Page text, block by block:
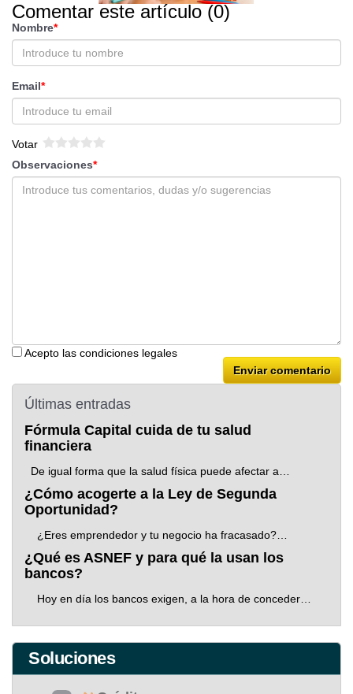
Comentar este artículo (0)
Nombre
Email
Votar
Observaciones
Acepto las condiciones legales
Últimas entradas
Fórmula Capital cuida de tu salud
financiera
De igual forma que la salud física puede afectar a…
¿Cómo acogerte a la Ley de Segunda
Oportunidad?
¿Eres emprendedor y tu negocio ha fracasado?…
¿Qué es ASNEF y para qué la usan los
bancos?
Hoy en día los bancos exigen, a la hora de conceder…
Soluciones